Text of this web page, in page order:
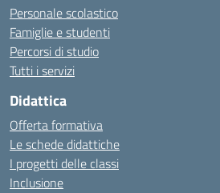
Personale scolastico
Famiglie e studenti
Percorsi di studio
Tutti i servizi
Didattica
Offerta formativa
Le schede didattiche
I progetti delle classi
Inclusione